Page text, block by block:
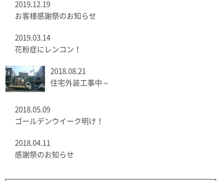
2019.12.19
お客様感謝祭のお知らせ
2019.03.14
花粉症にレンコン！
2018.08.21
住宅外装工事中～
2018.05.09
ゴールデンウイーク明け！
2018.04.11
感謝祭のお知らせ